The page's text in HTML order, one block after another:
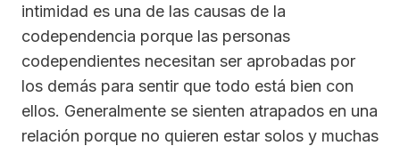
intimidad es una de las causas de la
codependencia porque las personas
codependientes necesitan ser aprobadas por
los demás para sentir que todo está bien con
ellos. Generalmente se sienten atrapados en una
relación porque no quieren estar solos y muchas